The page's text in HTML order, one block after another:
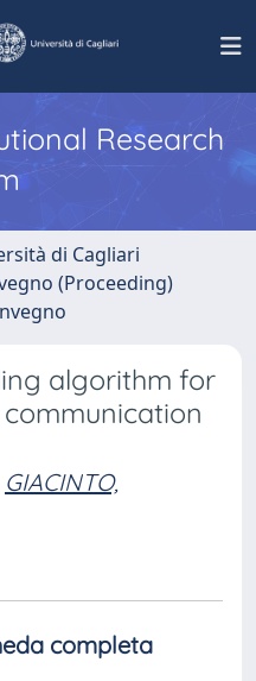
Research
di Cagliari
(Proceeding)
algorithm for
GIACINTO,
completa